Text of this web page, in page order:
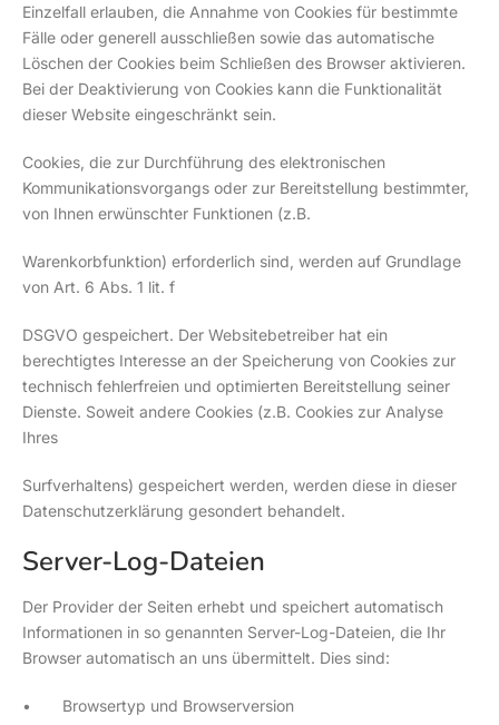
Einzelfall erlauben, die Annahme von Cookies für bestimmte
Fälle oder generell ausschließen sowie das automatische
Löschen der Cookies beim Schließen des Browser aktivieren.
Bei der Deaktivierung von Cookies kann die Funktionalität
dieser Website eingeschränkt sein.
Cookies, die zur Durchführung des elektronischen
Kommunikationsvorgangs oder zur Bereitstellung bestimmter,
von Ihnen erwünschter Funktionen (z.B.
Warenkorbfunktion) erforderlich sind, werden auf Grundlage
von Art. 6 Abs. 1 lit. f
DSGVO gespeichert. Der Websitebetreiber hat ein
berechtigtes Interesse an der Speicherung von Cookies zur
technisch fehlerfreien und optimierten Bereitstellung seiner
Dienste. Soweit andere Cookies (z.B. Cookies zur Analyse
Ihres
Surfverhaltens) gespeichert werden, werden diese in dieser
Datenschutzerklärung gesondert behandelt.
Server-Log-Dateien
Der Provider der Seiten erhebt und speichert automatisch
Informationen in so genannten Server-Log-Dateien, die Ihr
Browser automatisch an uns übermittelt. Dies sind:
• Browsertyp und Browserversion